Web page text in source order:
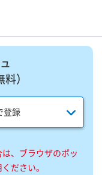
）​
登録
、ブラウザのポッ
ださい。